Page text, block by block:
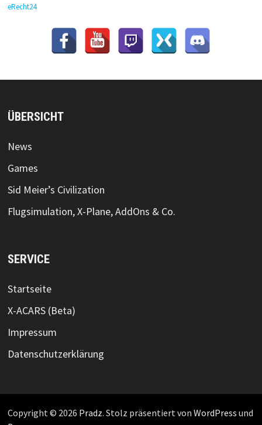
eRecht24
ÜBERSICHT
News
Games
Sid Meier’s Civilization
Flugsimulation, X-Plane, AddOns & Co.
SERVICE
Startseite
X-ACARS (Beta)
Impressum
Datenschutzerklärung
Copyright © 2026 Pradz. Stolz präsentiert von WordPress und